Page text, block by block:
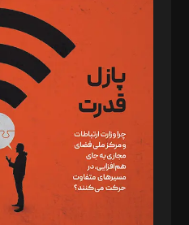
د‌بیر پیوست جهان: مینا پاکدل
د‌بیر تحریریه آنلاین: بابک نقاش
تحریریه‌: مجتبی محمود‌ی، آرش
مصطفی مسجدی آرانی، ابوالفضل رجبی،
رستمی،مصطفی باستان
ویرایش: نگار استاد‌‌آقا
طراح یونیفرم: مجید توکلی
فیلمبرداری و عکاسی: امیر شفیعی،
گرافیک و صفحه‌آرایی: سید‌سبحان‌علی
مد‌یر توسعه تجاری: کامبیز برید‌